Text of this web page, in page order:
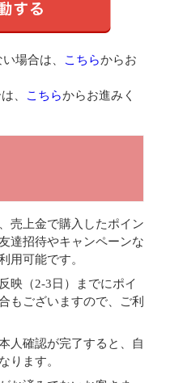
場合は、 こちらからお
、
こちらからお進みく
売上金で購入したポイン
達招待やキャンペーンな
用可能です。
映（2‐3日）までにポイ
もございますので、ご利
人確認が完了すると、自
ります。